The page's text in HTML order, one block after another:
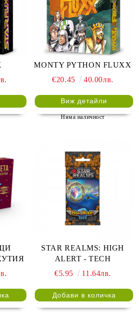
MONTY PYTHON FLUXX
€20.45
40.00лв.
Виж детайли
Няма наличност
STAR REALMS: HIGH
ALERT - TECH
€5.95
11.64лв.